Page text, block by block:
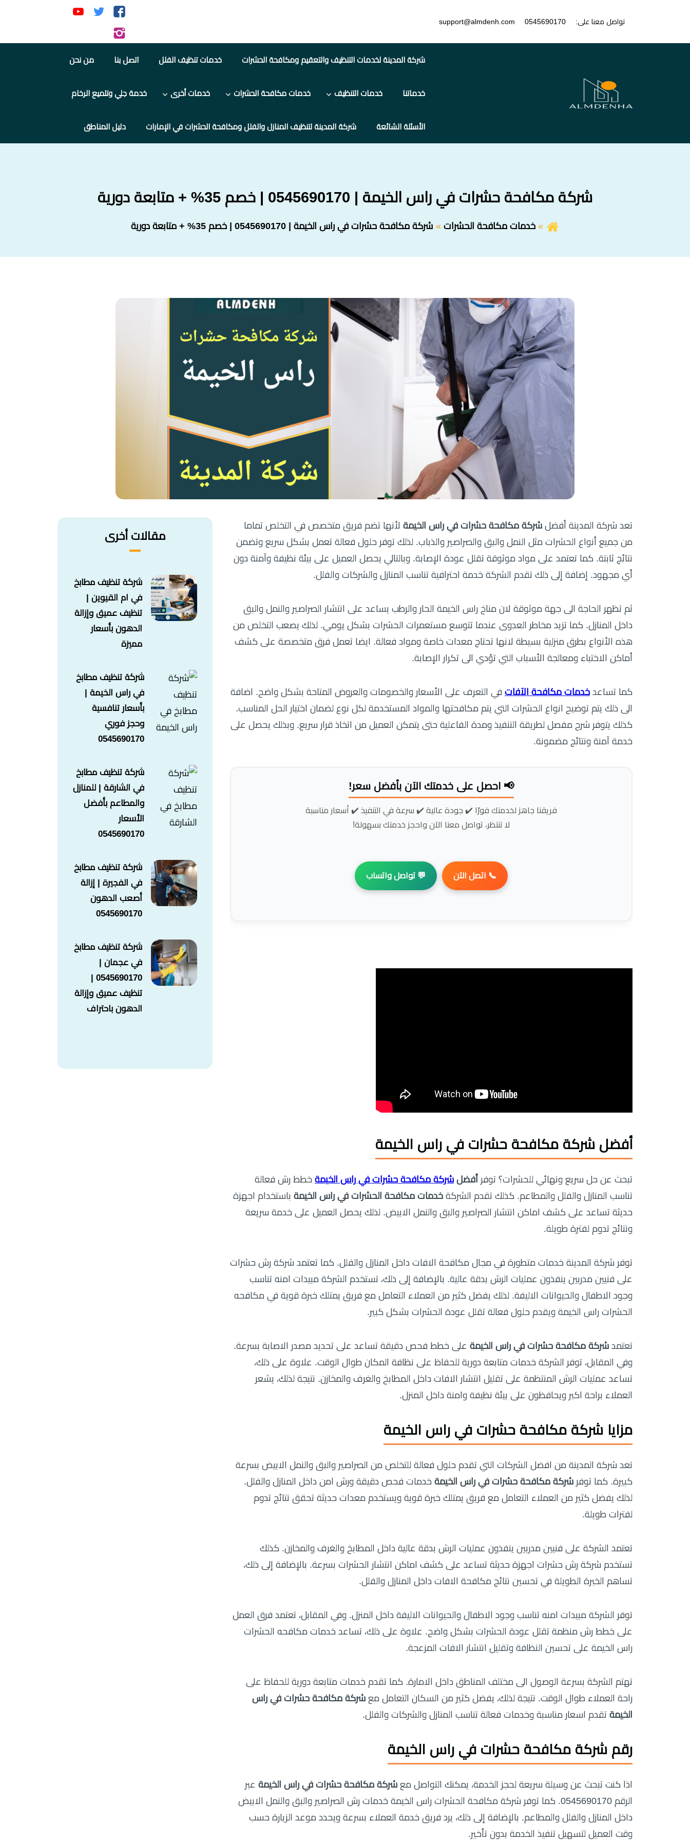
تواصل معنا على: 0545690170
support@almdenh.com
تابعنا
فيسبوك
تابعنا
تويتر يوتيوب
إنستجرام
شركة المدينة لخدمات التنظيف والتعقيم ومكافحة الحشرات خدمات تنظيف الفلل اتصل بنا من نحن
خدماتنا خدمات التنظيف خدمات مكافحة الحشرات خدمات أخرى خدمة جلي وتلميع الرخام
الأسئلة الشائعة شركة المدينة لتنظيف المنازل والفلل ومكافحة الحشرات في الإمارات دليل المناطق
شركة مكافحة حشرات في راس الخيمة | 0545690170 | خصم 35% + متابعة دورية
خدمات مكافحة الحشرات شركة مكافحة حشرات في راس الخيمة | 0545690170 | خصم 35% + متابعة دورية
تعد شركة المدينة أفضل شركة مكافحة حشرات في راس الخيمة لأنها تضم فريق متخصص في التخلص تماما
من جميع أنواع الحشرات مثل النمل والبق والصراصير والذباب. لذلك توفر حلول فعالة تعمل بشكل سريع وتضمن
نتائج ثابتة. كما تعتمد على مواد موثوقة تقلل عودة الإصابة. وبالتالي يحصل العميل على بيئة نظيفة وآمنة دون
أي مجهود. إضافة إلى ذلك تقدم الشركة خدمة احترافية تناسب المنازل والشركات والفلل.
ثم تظهر الحاجة الى جهة موثوقة لان مناخ راس الخيمة الحار والرطب يساعد على انتشار الصراصير والنمل والبق
داخل المنازل. كما تزيد مخاطر العدوى عندما تتوسع مستعمرات الحشرات بشكل يومي. لذلك يصعب التخلص من
هذه الأنواع بطرق منزلية بسيطة لانها تحتاج معدات خاصة ومواد فعالة. ايضا تعمل فرق متخصصة على كشف
أماكن الاختباء ومعالجة الأسباب التي تؤدي الى تكرار الإصابة.
كما تساعد خدمات مكافحة الآفات في التعرف على الأسعار والخصومات والعروض المتاحة بشكل واضح. اضافة
الى ذلك يتم توضيح انواع الحشرات التي يتم مكافحتها والمواد المستخدمة لكل نوع لضمان اختيار الحل المناسب.
كذلك يتوفر شرح مفصل لطريقة التنفيذ ومدة الفاعلية حتى يتمكن العميل من اتخاذ قرار سريع. وبذلك يحصل على
خدمة آمنة ونتائج مضمونة.
📢 احصل على خدمتك الآن بأفضل سعر!
فريقنا جاهز لخدمتك فورًا ✔️ جودة عالية ✔️ سرعة في التنفيذ ✔️ أسعار مناسبة
لا تنتظر، تواصل معنا الآن واحجز خدمتك بسهولة!
📞 اتصل الآن 💬 تواصل واتساب
أفضل شركة مكافحة حشرات في راس الخيمة
تبحث عن حل سريع ونهائي للحشرات؟ توفر أفضل شركة مكافحة حشرات في راس الخيمة خطط رش فعالة
تناسب المنازل والفلل والمطاعم. كذلك تقدم الشركة خدمات مكافحة الحشرات في راس الخيمة باستخدام اجهزة
حديثة تساعد على كشف اماكن انتشار الصراصير والبق والنمل الابيض. لذلك يحصل العميل على خدمة سريعة
ونتائج تدوم لفترة طويلة.
توفر شركة المدينة خدمات متطورة في مجال مكافحة الافات داخل المنازل والفلل. كما تعتمد شركة رش حشرات
على فنيين مدربين ينفذون عمليات الرش بدقة عالية. بالإضافة إلى ذلك، تستخدم الشركة مبيدات امنه تناسب
وجود الاطفال والحيوانات الاليفة. لذلك يفضل كثير من العملاء التعامل مع فريق يمتلك خبرة قوية في مكافحه
الحشرات راس الخيمة ويقدم حلول فعالة تقلل عودة الحشرات بشكل كبير.
تعتمد شركة مكافحة حشرات في راس الخيمة على خطط فحص دقيقة تساعد على تحديد مصدر الاصابة بسرعة.
وفي المقابل، توفر الشركة خدمات متابعة دورية للحفاظ على نظافة المكان طوال الوقت. علاوة على ذلك،
تساعد عمليات الرش المنتظمة على تقليل انتشار الافات داخل المطابخ والغرف والمخازن. نتيجة لذلك، يشعر
العملاء براحة اكبر ويحافظون على بيئة نظيفة وامنة داخل المنزل.
مزايا شركة مكافحة حشرات في راس الخيمة
تعد شركة المدينة من افضل الشركات التي تقدم حلول فعالة للتخلص من الصراصير والبق والنمل الابيض بسرعة
كبيرة. كما توفر شركة مكافحة حشرات في راس الخيمة خدمات فحص دقيقة ورش امن داخل المنازل والفلل.
لذلك يفضل كثير من العملاء التعامل مع فريق يمتلك خبرة قوية ويستخدم معدات حديثة تحقق نتائج تدوم
لفترات طويلة.
تعتمد الشركة على فنيين مدربين ينفذون عمليات الرش بدقة عالية داخل المطابخ والغرف والمخازن. كذلك
تستخدم شركة رش حشرات اجهزة حديثة تساعد على كشف اماكن انتشار الحشرات بسرعة. بالإضافة إلى ذلك،
تساهم الخبرة الطويلة في تحسين نتائج مكافحة الافات داخل المنازل والفلل.
توفر الشركة مبيدات امنه تناسب وجود الاطفال والحيوانات الاليفة داخل المنزل. وفي المقابل، تعتمد فرق العمل
على خطط رش منظمة تقلل عودة الحشرات بشكل واضح. علاوة على ذلك، تساعد خدمات مكافحه الحشرات
راس الخيمة على تحسين النظافة وتقليل انتشار الافات المزعجة.
تهتم الشركة بسرعة الوصول الى مختلف المناطق داخل الامارة. كما تقدم خدمات متابعة دورية للحفاظ على
راحة العملاء طوال الوقت. نتيجة لذلك، يفضل كثير من السكان التعامل مع شركة مكافحة حشرات في راس
الخيمة تقدم اسعار مناسبة وخدمات فعالة تناسب المنازل والشركات والفلل.
رقم شركة مكافحة حشرات في راس الخيمة
اذا كنت تبحث عن وسيلة سريعة لحجز الخدمة، يمكنك التواصل مع شركة مكافحة حشرات في راس الخيمة عبر
الرقم 0545690170. كما توفر شركة مكافحة الحشرات راس الخيمة خدمات رش الصراصير والبق والنمل الابيض
داخل المنازل والفلل والمطاعم. بالإضافة إلى ذلك، يرد فريق خدمة العملاء بسرعة ويحدد موعد الزيارة حسب
وقت العميل لتسهيل تنفيذ الخدمة بدون تأخير.
مقالات أخرى
شركة تنظيف مطابخ
في ام القيوين |
تنظيف عميق وإزالة
الدهون بأسعار
مميزة
شركة تنظيف مطابخ
في راس الخيمة |
بأسعار تنافسية
وحجز فوري
0545690170
شركة تنظيف مطابخ
في الشارقة | للمنازل
والمطاعم بأفضل
الأسعار
0545690170
شركة تنظيف مطابخ
في الفجيرة | إزالة
أصعب الدهون
0545690170
شركة تنظيف مطابخ
في عجمان |
0545690170 |
تنظيف عميق وإزالة
الدهون باحتراف